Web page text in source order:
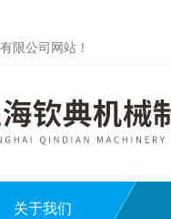
限公司网站！
关于我们